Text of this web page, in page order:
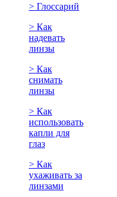
> Глоссарий
> Как
надевать
линзы
> Как
снимать
линзы
> Как
использовать
капли для
глаз
> Как
ухаживать за
линзами